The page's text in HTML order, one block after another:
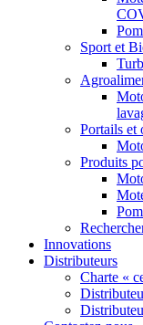
Sport et
Portails et
Produits
Innovations
Distributeurs
Charte «